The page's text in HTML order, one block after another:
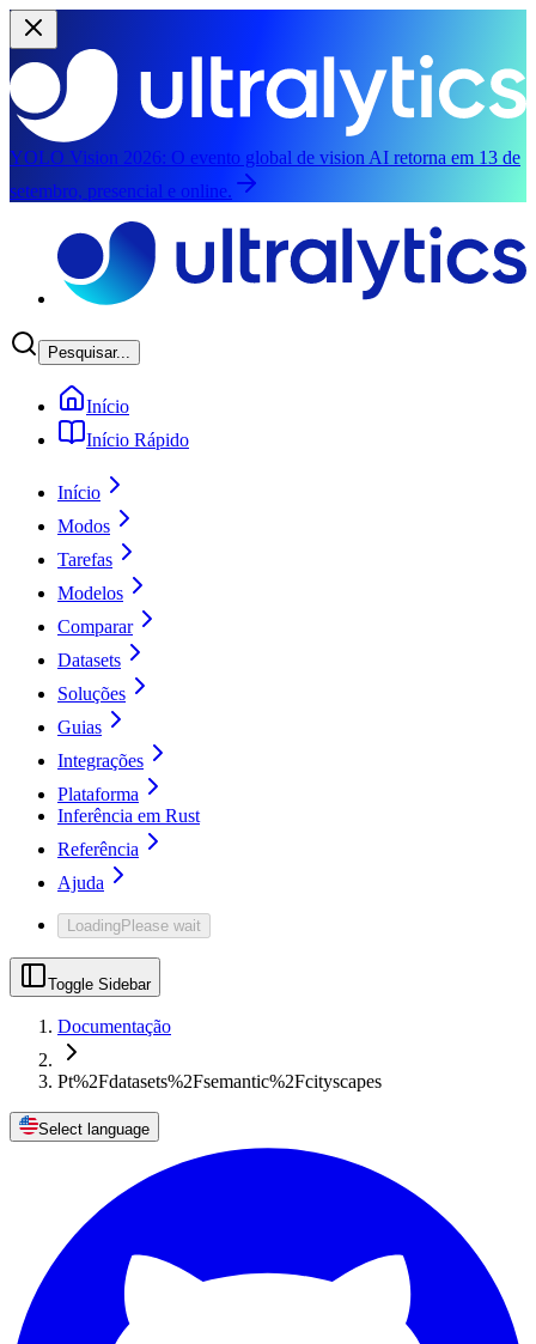
YOLO Vision 2026: O evento global de vision AI retorna em 13 de
setembro, presencial e online.
Pesquisar...
Início
Início Rápido
Início
Modos
Tarefas
Modelos
Comparar
Datasets
Soluções
Guias
Integrações
Plataforma
Inferência em Rust
Referência
Ajuda
LoadingPlease wait
Toggle Sidebar
Documentação
Pt%2Fdatasets%2Fsemantic%2Fcityscapes
Select language